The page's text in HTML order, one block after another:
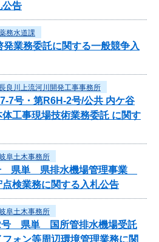
公告
務水道課
業務委託に関する一般競争入
良川上流河川開発工事事務所
7号・第R6H-2号/公共 内ケ谷
工事現場技術業務委託 に関す
阜土木事務所
県単 県排水機場管理事業
検業務に関する入札公告
阜土木事務所
号 県単 国所管排水機場受託
ン等周辺環境管理業務に関